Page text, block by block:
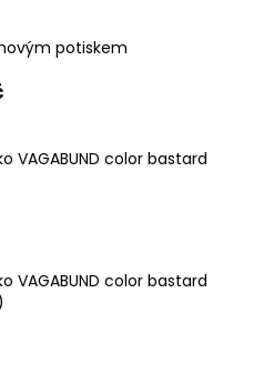
potiskem
VAGABUND color bastard
VAGABUND color bastard